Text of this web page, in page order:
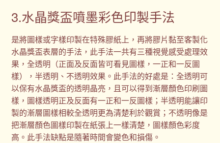
3.水晶獎盃噴墨彩色印製手法
是將圖樣或字樣印製在特殊膠紙上，再將膠片黏至客製化
水晶獎盃表層的手法，此手法一共有三種視覺感受處理效
果，全透明（正面及反面皆可看見圖樣，一正和一反圖
樣），半透明、不透明效果。此手法的好處是：全透明可
以保有水晶獎盃的透明晶亮，且可以得到漸層顏色印刷圖
樣，圖樣透明正及反面有一正和一反圖樣；半透明能讓印
製的漸層圖樣相較全透明更為清楚利於觀賞；不透明像是
把漸層顏色圖樣印製在紙張上一樣清楚，圖樣顏色彩度
高。此手法缺點是隨著時間會變色和損傷。